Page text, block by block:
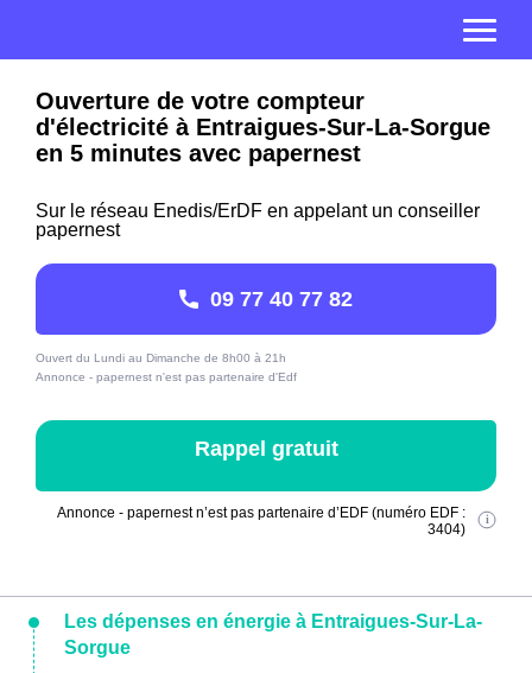
Ouverture de votre compteur
d'électricité à Entraigues-Sur-La-Sorgue
en 5 minutes avec papernest
Sur le réseau Enedis/ErDF en appelant un conseiller
papernest
09 77 40 77 82
Ouvert du Lundi au Dimanche de 8h00 à 21h
Annonce - papernest n'est pas partenaire d'Edf
Rappel gratuit
Annonce - papernest n’est pas partenaire d’EDF (numéro EDF :
3404)
Les dépenses en énergie à Entraigues-Sur-La-
Sorgue